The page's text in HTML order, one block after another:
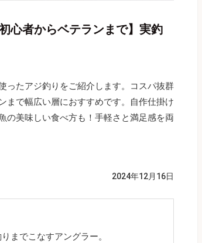
心者からベテランまで】実釣
ったアジ釣りをご紹介します。コスパ抜群
まで幅広い層におすすめです。自作仕掛け
の美味しい食べ方も！手軽さと満足感を両
2024年12月16日
までこなすアングラー。